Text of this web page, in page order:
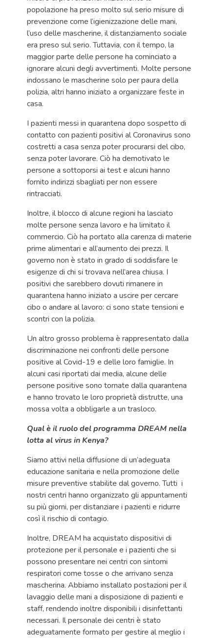
popolazione ha preso molto sul serio misure di
prevenzione come l’igienizzazione delle mani,
l’uso delle mascherine, il distanziamento sociale
era preso sul serio. Tuttavia, con il tempo, la
maggior parte delle persone ha cominciato a
ignorare alcuni degli avvertimenti. Molte persone
indossano le mascherine solo per paura della
polizia, altri hanno iniziato a organizzare feste in
casa.
I pazienti messi in quarantena dopo sospetto di
contatto con pazienti positivi al Coronavirus sono
costretti a casa senza poter procurarsi del cibo,
senza poter lavorare. Ciò ha demotivato le
persone a sottoporsi ai test e alcuni hanno
fornito indirizzi sbagliati per non essere
rintracciati.
Inoltre, il blocco di alcune regioni ha lasciato
molte persone senza lavoro e ha limitato il
commercio. Ciò ha portato alla carenza di materie
prime alimentari e all’aumento dei prezzi. Il
governo non è stato in grado di soddisfare le
esigenze di chi si trovava nell’area chiusa. I
positivi che sarebbero dovuti rimanere in
quarantena hanno iniziato a uscire per cercare
cibo o andare al lavoro: ci sono state tensioni e
scontri con la polizia.
Un altro grosso problema è rappresentato dalla
discriminazione nei confronti delle persone
positive al Covid-19 e delle loro famiglie. In
alcuni casi riportati dai media, alcune delle
persone positive sono tornate dalla quarantena
e hanno trovato le loro proprietà distrutte, una
mossa volta a obbligarle a un trasloco.
Qual è il ruolo del programma DREAM nella
lotta al virus in Kenya?
Siamo attivi nella diffusione di un’adeguata
educazione sanitaria e nella promozione delle
misure preventive stabilite dal governo. Tutti i
nostri centri hanno organizzato gli appuntamenti
su più giorni, per distanziare i pazienti e ridurre
così il rischio di contagio.
Inoltre, DREAM ha acquistato dispositivi di
protezione per il personale e i pazienti che si
possono presentare nei centri con sintomi
respiratori come tosse o che arrivano senza
mascherina. Abbiamo installato postazioni per il
lavaggio delle mani a disposizione di pazienti e
staff, rendendo inoltre disponibili i disinfettanti
necessari. Il personale dei centri è stato
adeguatamente formato per gestire al meglio i